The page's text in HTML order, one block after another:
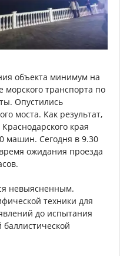
объекта минимум на
морского транспорта по
Опустились
моста. Как результат,
края
машин. Сегодня в 9.30
ожидания проезда
невыясненным.
техники для
до испытания